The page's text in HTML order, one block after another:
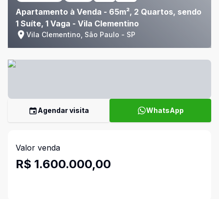
Apartamento à Venda - 65m², 2 Quartos, sendo
1 Suíte, 1 Vaga - Vila Clementino
Vila Clementino, São Paulo - SP
Agendar visita WhatsApp
Valor venda
R$ 1.600.000,00